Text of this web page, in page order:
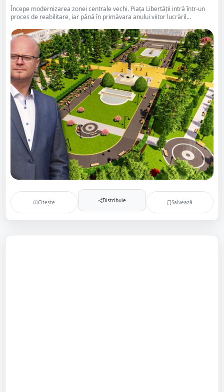
Începe modernizarea zonei centrale vechi. Piața Libertății intră într-un
proces de reabilitare, iar până în primăvara anului viitor lucrăril...
Citește Distribuie Salvează